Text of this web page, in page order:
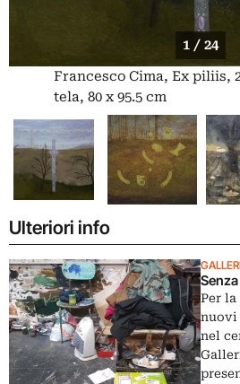
1 / 24
Francesco Cima, Ex piliis,
tela, 80 x 95.5 cm
Ulteriori info
Per la
nuovi
nel